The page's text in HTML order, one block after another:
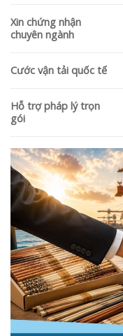
Xin chứng nhận
chuyên ngành
Cước vận tải quốc tế
Hỗ trợ pháp lý trọn
gói